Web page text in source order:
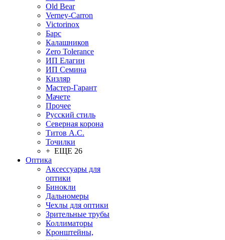
Old Bear
Verney-Carron
Victorinox
Барс
Калашников
Zero Tolerance
ИП Елагин
ИП Семина
Кизляр
Мастер-Гарант
Мачете
Прочее
Русский стиль
Северная корона
Титов А.С.
Точилки
+ ЕЩЕ 26
Оптика
Аксессуары для
оптики
Бинокли
Дальномеры
Чехлы для оптики
Зрительные трубы
Коллиматоры
Кронштейны,